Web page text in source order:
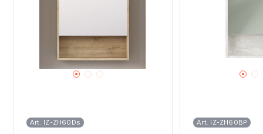
Art. IZ-ZH60Ds Art. IZ-ZH60BP